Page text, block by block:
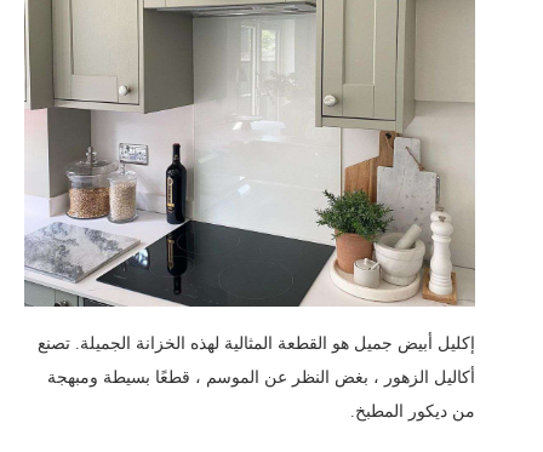
إكليل أبيض جميل هو القطعة المثالية لهذه الخزانة الجميلة. تصنع
أكاليل الزهور ، بغض النظر عن الموسم ، قطعًا بسيطة ومبهجة
من ديكور المطبخ.